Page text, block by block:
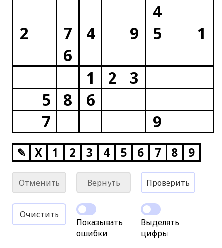
4
2
7 4 9 5
1
6
1
2
3
5
8
6
7
9
✎ X 1 2 3 4 5 6 7 8 9
Отменить Вернуть Проверить
Очистить
Показывать
ошибки
Выделять
цифры